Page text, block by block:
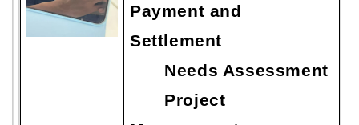
Payment and
Settlement
Needs Assessment
Project